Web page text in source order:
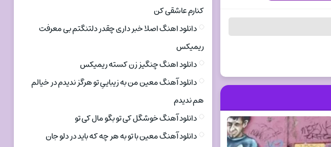
کنارم عاشقی کن
دانلود اهنگ اصلا خبر داری چقدر دلتنگتم بی معرفت
ریمیکس
دانلود اهنگ چنگیز زن کسته ریمیکس
دانلود آهنگ معین من به زیباییِ تو هرگز ندیدم در خیالم
هم ندیدم
دانلود آهنگ خوشگل کی تو بگو مال کی تو
دانلود آهنگ معین با تو به هر چه که باید در دلو جان